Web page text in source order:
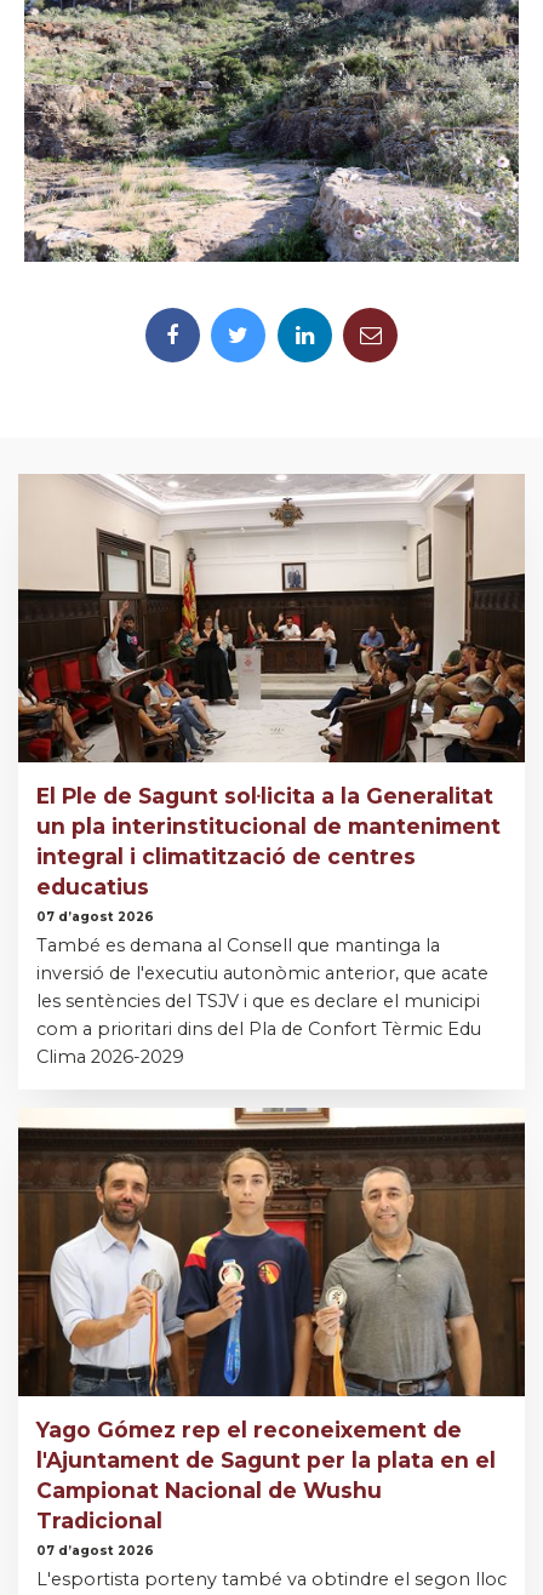
El Ple de Sagunt sol·licita a la Generalitat
un pla interinstitucional de manteniment
integral i climatització de centres
educatius
07 d’agost 2026
També es demana al Consell que mantinga la
inversió de l'executiu autonòmic anterior, que acate
les sentències del TSJV i que es declare el municipi
com a prioritari dins del Pla de Confort Tèrmic Edu
Clima 2026-2029
Yago Gómez rep el reconeixement de
l'Ajuntament de Sagunt per la plata en el
Campionat Nacional de Wushu
Tradicional
07 d’agost 2026
L'esportista porteny també va obtindre el segon lloc